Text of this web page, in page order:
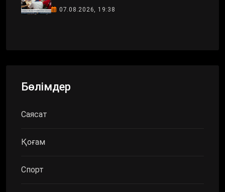
07.08.2026, 19:38
Бөлімдер
Саясат
Қоғам
Спорт